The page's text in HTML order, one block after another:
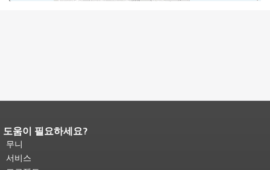
페이지 내용 끝입니다.이 페이지의 나
머지 내용은 모든 페이지에 반복됩니
다.메인 콘텐츠 상단으로 돌아가려면
도움이 필요하세요?
무니
서비스